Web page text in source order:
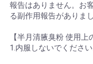
報告はありません。お
る副作用報告がありま
【半月清腋臭粉 使用上
1.内服しないでください